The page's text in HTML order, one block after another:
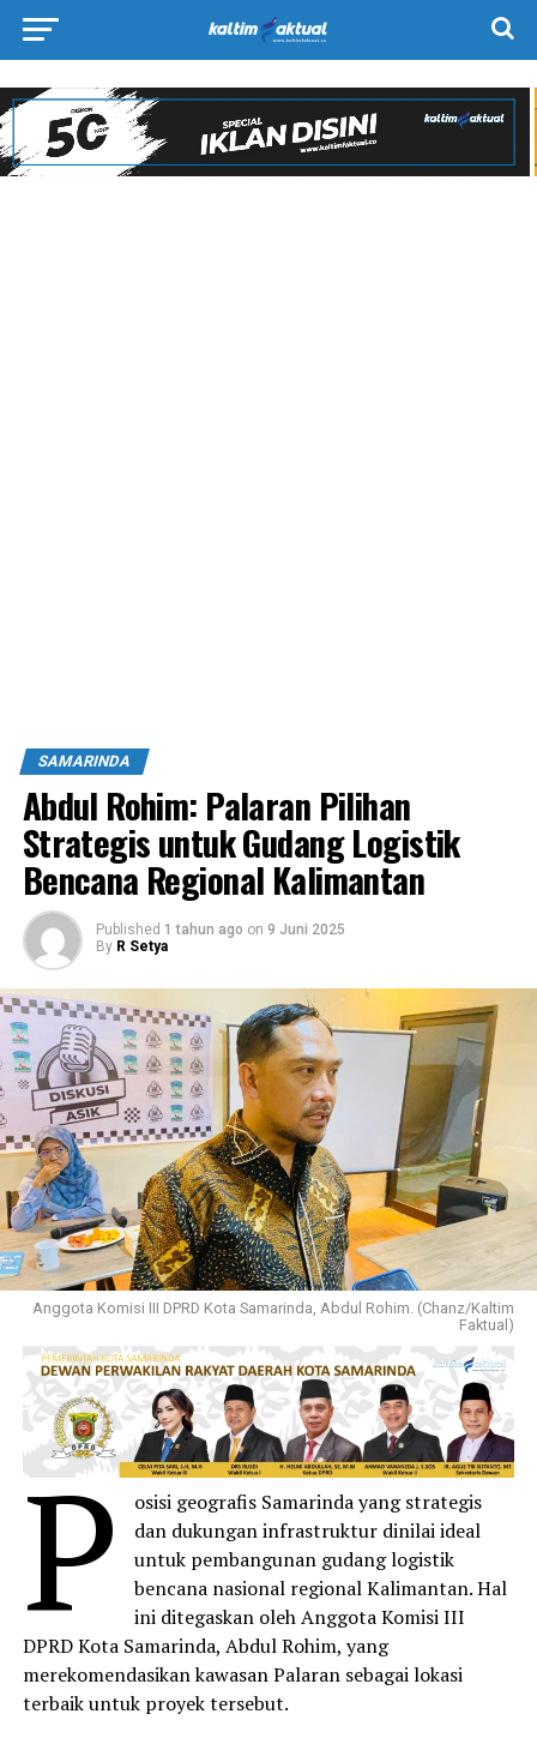
SAMARINDA
Abdul Rohim: Palaran Pilihan
Strategis untuk Gudang Logistik
Bencana Regional Kalimantan
Published 1 tahun ago on 9 Juni 2025
By R Setya
Anggota Komisi III DPRD Kota Samarinda, Abdul Rohim. (Chanz/Kaltim
Faktual)
P
osisi geografis Samarinda yang strategis
dan dukungan infrastruktur dinilai ideal
untuk pembangunan gudang logistik
bencana nasional regional Kalimantan. Hal
ini ditegaskan oleh Anggota Komisi III
DPRD Kota Samarinda, Abdul Rohim, yang
merekomendasikan kawasan Palaran sebagai lokasi
terbaik untuk proyek tersebut.